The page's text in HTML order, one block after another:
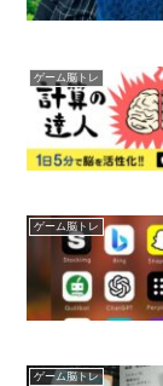
ゲーム脳トレ
ゲーム脳トレ
ゲーム脳トレ